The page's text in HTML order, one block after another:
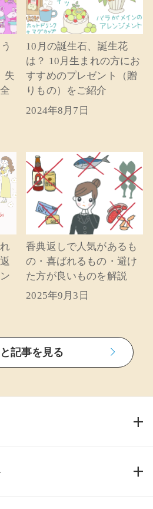
失
10月の誕生石、誕生花
は？ 10月生まれの方にお
すすめのプレゼント（贈
りもの）をご紹介
2024年8月7日
香典返しで人気があるも
の・喜ばれるもの・避け
た方が良いものを解説
2025年9月3日
記事を見る